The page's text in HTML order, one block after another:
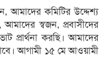
আমা‌দের ক‌মি‌টির উদ্দে‌শ্য
স্বজন, প্রবাসী‌দের
প্রার্থনা করছি। আমা‌দের
আগামী ১৫ মে আওয়ামী